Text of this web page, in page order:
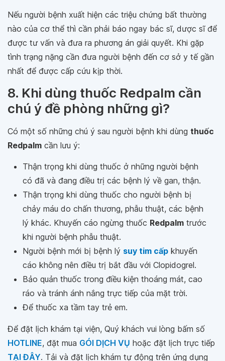
Nếu người bệnh xuất hiện các triệu chứng bất thường
nào của cơ thể thì cần phải báo ngay bác sĩ, dược sĩ để
được tư vấn và đưa ra phương án giải quyết. Khi gặp
tình trạng nặng cần đưa người bệnh đến cơ sở y tế gần
nhất để được cấp cứu kịp thời.
8. Khi dùng thuốc Redpalm cần
chú ý đề phòng những gì?
Có một số những chú ý sau người bệnh khi dùng thuốc
Redpalm cần lưu ý:
Thận trọng khi dùng thuốc ở những người bệnh
có đã và đang điều trị các bệnh lý về gan, thận.
Thận trọng khi dùng thuốc cho người bệnh bị
chảy máu do chấn thương, phẫu thuật, các bệnh
lý khác. Khuyến cáo ngừng thuốc Redpalm trước
khi người bệnh phẫu thuật.
Người bệnh mới bị bệnh lý suy tim cấp khuyến
cáo không nên điều trị bắt đầu với Clopidogrel.
Bảo quản thuốc trong điều kiện thoáng mát, cao
ráo và tránh ánh nắng trực tiếp của mặt trời.
Để thuốc xa tầm tay trẻ em.
Để đặt lịch khám tại viện, Quý khách vui lòng bấm số
HOTLINE, đặt mua GÓI DỊCH VỤ hoặc đặt lịch trực tiếp
TẠI ĐÂY. Tải và đặt lịch khám tự động trên ứng dụng